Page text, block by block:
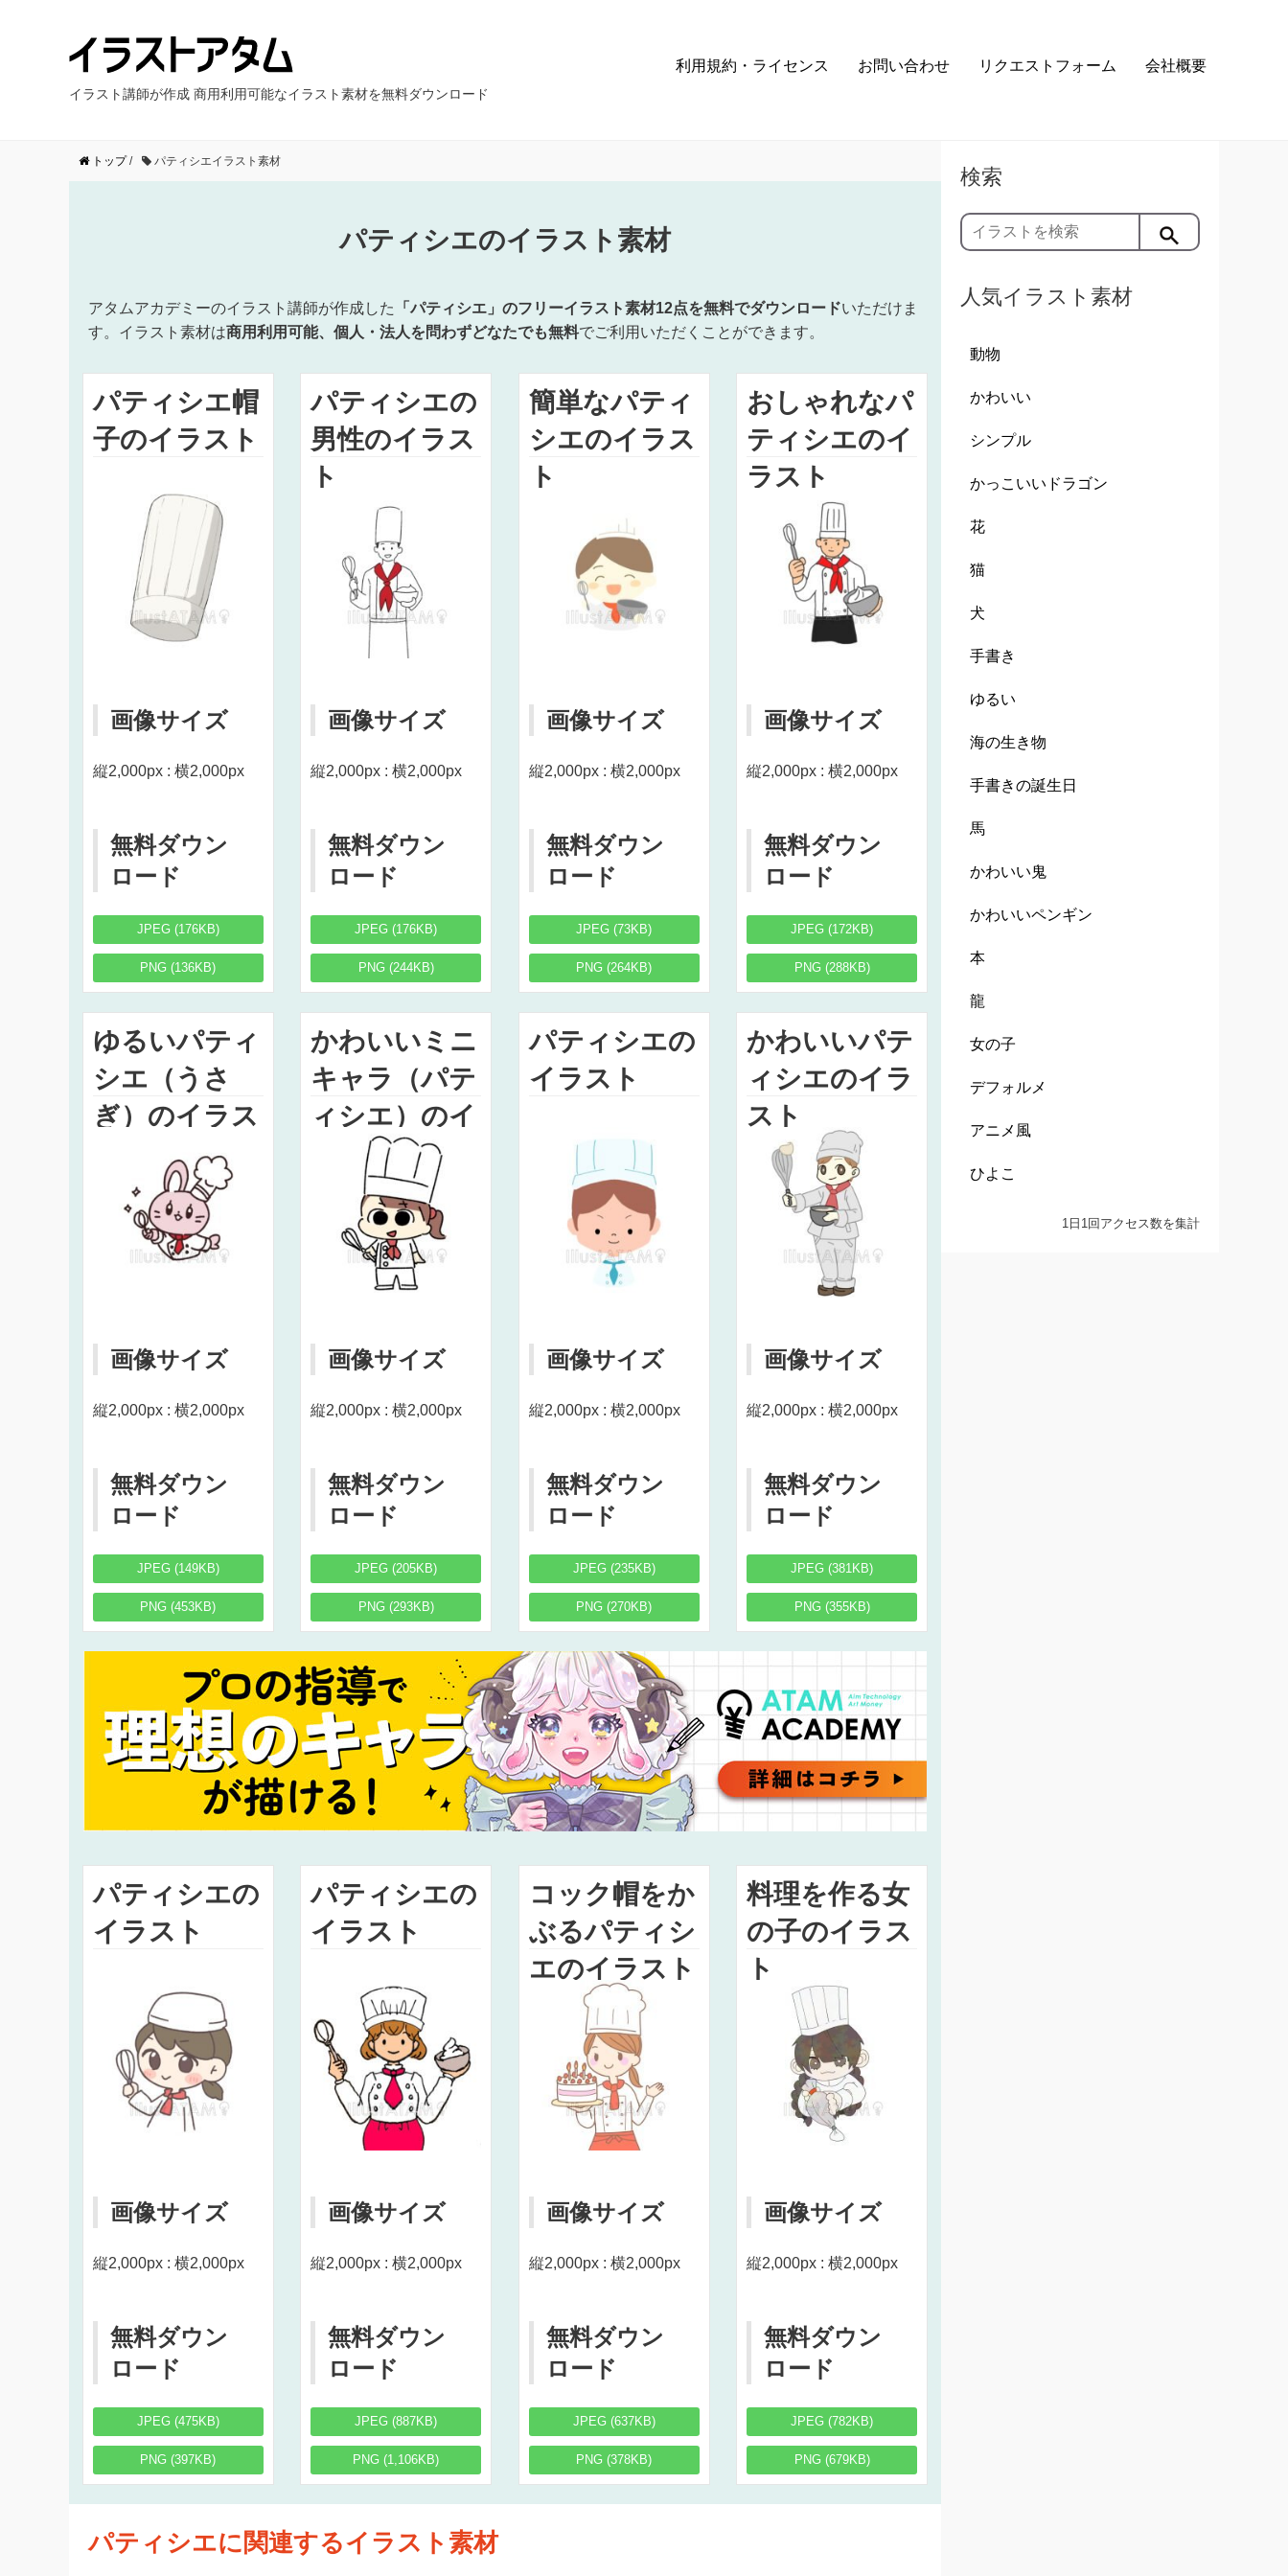
イラスト講師が作成 商用利用可能なイラスト素材を無料ダウンロード
利用規約・ライセンス お問い合わせ リクエストフォーム 会社概要
トップ/ パティシエイラスト素材
パティシエのイラスト素材
アタムアカデミーのイラスト講師が作成した 「パティシエ」のフリーイラスト素材12点を無料でダウンロードいただけま
す。イラスト素材は商用利用可能、個人・法人を問わずどなたでも無料でご利用いただくことができます。
パティシエ帽
子のイラスト
画像サイズ
縦2,000px : 横2,000px
無料ダウン
ロード
JPEG (176KB)
PNG (136KB)
パティシエの
男性のイラス
ト
画像サイズ
縦2,000px : 横2,000px
無料ダウン
ロード
JPEG (176KB)
PNG (244KB)
簡単なパティ
シエのイラス
ト
画像サイズ
縦2,000px : 横2,000px
無料ダウン
ロード
JPEG (73KB)
PNG (264KB)
おしゃれなパ
ティシエのイ
ラスト
画像サイズ
縦2,000px : 横2,000px
無料ダウン
ロード
JPEG (172KB)
PNG (288KB)
ゆるいパティ
シエ（うさ
ぎ）のイラス
画像サイズ
縦2,000px : 横2,000px
無料ダウン
ロード
JPEG (149KB)
PNG (453KB)
かわいいミニ
キャラ（パテ
ィシエ）のイ
ラスト
画像サイズ
縦2,000px : 横2,000px
無料ダウン
ロード
JPEG (205KB)
PNG (293KB)
パティシエの
イラスト
画像サイズ
縦2,000px : 横2,000px
無料ダウン
ロード
JPEG (235KB)
PNG (270KB)
かわいいパテ
ィシエのイラ
スト
画像サイズ
縦2,000px : 横2,000px
無料ダウン
ロード
JPEG (381KB)
PNG (355KB)
パティシエの
イラスト
画像サイズ
縦2,000px : 横2,000px
無料ダウン
ロード
JPEG (475KB)
PNG (397KB)
パティシエの
イラスト
画像サイズ
縦2,000px : 横2,000px
無料ダウン
ロード
JPEG (887KB)
PNG (1,106KB)
コック帽をか
ぶるパティシ
エのイラスト
画像サイズ
縦2,000px : 横2,000px
無料ダウン
ロード
JPEG (637KB)
PNG (378KB)
料理を作る女
の子のイラス
ト
画像サイズ
縦2,000px : 横2,000px
無料ダウン
ロード
JPEG (782KB)
PNG (679KB)
パティシエに関連するイラスト素材
検索
人気イラスト素材
動物
かわいい
シンプル
かっこいいドラゴン
花
猫
犬
手書き
ゆるい
海の生き物
手書きの誕生日
馬
かわいい鬼
かわいいペンギン
本
龍
女の子
デフォルメ
アニメ風
ひよこ
1日1回アクセス数を集計